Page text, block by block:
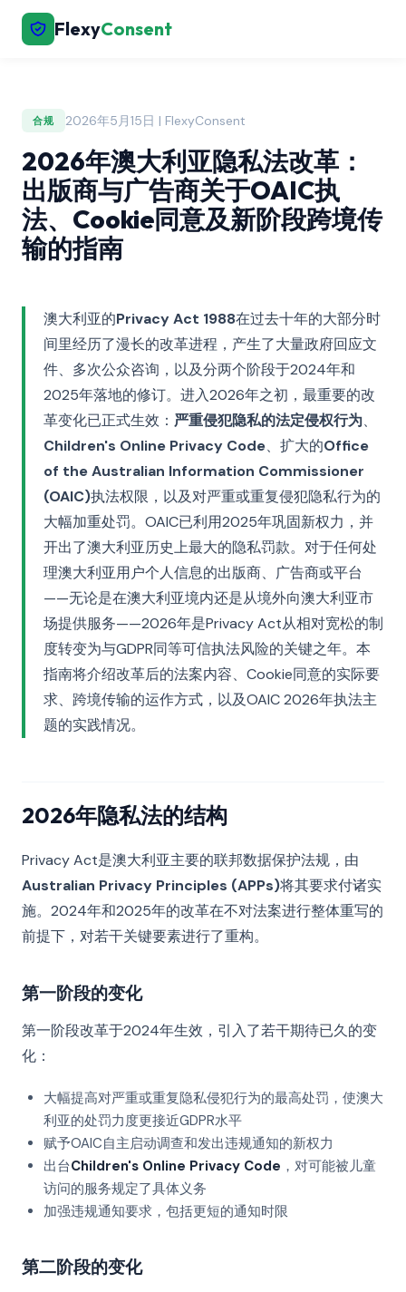
FlexyConsent
合规 2026年5月15日 | FlexyConsent
2026年澳大利亚隐私法改革：
出版商与广告商关于OAIC执
法、Cookie同意及新阶段跨境传
输的指南
澳大利亚的Privacy Act 1988在过去十年的大部分时
间里经历了漫长的改革进程，产生了大量政府回应文
件、多次公众咨询，以及分两个阶段于2024年和
2025年落地的修订。进入2026年之初，最重要的改
革变化已正式生效： 严重侵犯隐私的法定侵权行为、
Children's Online Privacy Code、扩大的Office
of the Australian Information Commissioner
(OAIC)执法权限，以及对严重或重复侵犯隐私行为的
大幅加重处罚。OAIC已利用2025年巩固新权力，并
开出了澳大利亚历史上最大的隐私罚款。对于任何处
理澳大利亚用户个人信息的出版商、广告商或平台
——无论是在澳大利亚境内还是从境外向澳大利亚市
场提供服务——2026年是Privacy Act从相对宽松的制
度转变为与GDPR同等可信执法风险的关键之年。本
指南将介绍改革后的法案内容、Cookie同意的实际要
求、跨境传输的运作方式，以及OAIC 2026年执法主
题的实践情况。
2026年隐私法的结构
Privacy Act是澳大利亚主要的联邦数据保护法规，由
Australian Privacy Principles (APPs)将其要求付诸实
施。2024年和2025年的改革在不对法案进行整体重写的
前提下，对若干关键要素进行了重构。
第一阶段的变化
第一阶段改革于2024年生效，引入了若干期待已久的变
化：
大幅提高对严重或重复隐私侵犯行为的最高处罚，使澳大
利亚的处罚力度更接近GDPR水平
赋予OAIC自主启动调查和发出违规通知的新权力
出台Children's Online Privacy Code ，对可能被儿童
访问的服务规定了具体义务
加强违规通知要求，包括更短的通知时限
第二阶段的变化